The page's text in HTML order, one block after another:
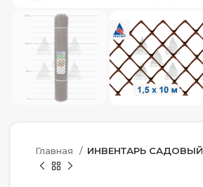
Главная ИНВЕНТАРЬ САДОВЫЙ